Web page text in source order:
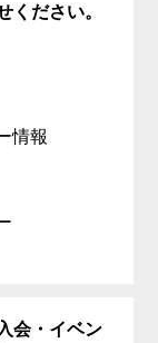
ください。
情報
会・イベン